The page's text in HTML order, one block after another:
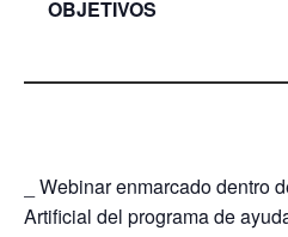
OBJETIVOS
_ Webinar enmarcado
Artificial del programa de